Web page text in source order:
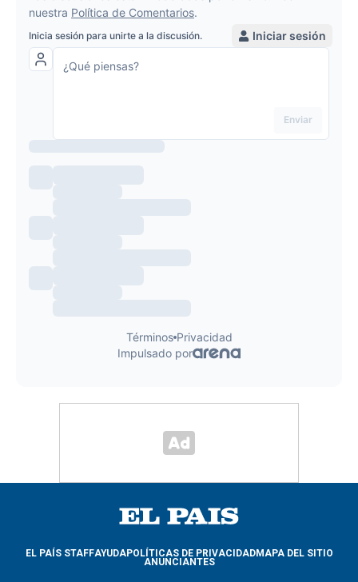
EL PAÍS STAFFAYUDAPOLÍTICAS DE PRIVACIDADMAPA DEL SITIO
ANUNCIANTES